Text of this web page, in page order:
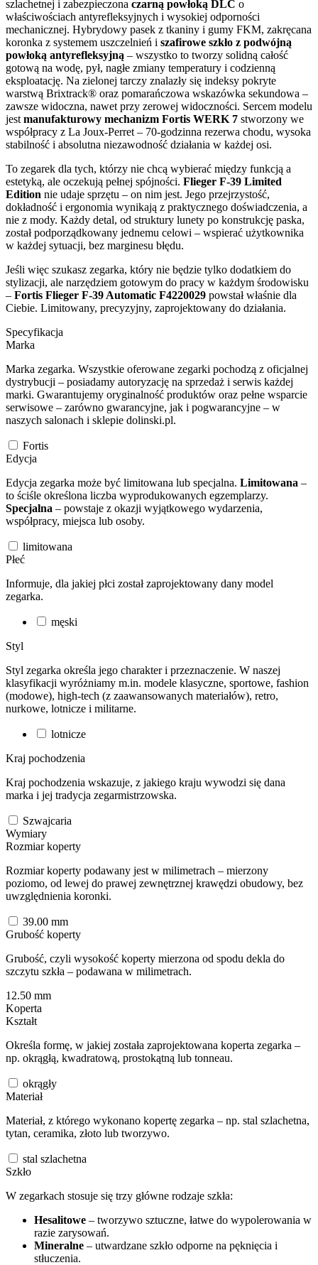
szlachetnej i zabezpieczona czarną powłoką DLC o
właściwościach antyrefleksyjnych i wysokiej odporności
mechanicznej. Hybrydowy pasek z tkaniny i gumy FKM, zakręcana
koronka z systemem uszczelnień i szafirowe szkło z podwójną
powłoką antyrefleksyjną – wszystko to tworzy solidną całość
gotową na wodę, pył, nagłe zmiany temperatury i codzienną
eksploatację. Na zielonej tarczy znalazły się indeksy pokryte
warstwą Brixtrack® oraz pomarańczowa wskazówka sekundowa –
zawsze widoczna, nawet przy zerowej widoczności. Sercem modelu
jest manufakturowy mechanizm Fortis WERK 7 stworzony we
współpracy z La Joux-Perret – 70-godzinna rezerwa chodu, wysoka
stabilność i absolutna niezawodność działania w każdej osi.
To zegarek dla tych, którzy nie chcą wybierać między funkcją a
estetyką, ale oczekują pełnej spójności. Flieger F-39 Limited
Edition nie udaje sprzętu – on nim jest. Jego przejrzystość,
dokładność i ergonomia wynikają z praktycznego doświadczenia, a
nie z mody. Każdy detal, od struktury lunety po konstrukcję paska,
został podporządkowany jednemu celowi – wspierać użytkownika
w każdej sytuacji, bez marginesu błędu.
Jeśli więc szukasz zegarka, który nie będzie tylko dodatkiem do
stylizacji, ale narzędziem gotowym do pracy w każdym środowisku
– Fortis Flieger F-39 Automatic F4220029 powstał właśnie dla
Ciebie. Limitowany, precyzyjny, zaprojektowany do działania.
Specyfikacja
Marka
Marka zegarka. Wszystkie oferowane zegarki pochodzą z oficjalnej
dystrybucji – posiadamy autoryzację na sprzedaż i serwis każdej
marki. Gwarantujemy oryginalność produktów oraz pełne wsparcie
serwisowe – zarówno gwarancyjne, jak i pogwarancyjne – w
naszych salonach i sklepie dolinski.pl.
Fortis
Edycja
Edycja zegarka może być limitowana lub specjalna. Limitowana –
to ściśle określona liczba wyprodukowanych egzemplarzy.
Specjalna – powstaje z okazji wyjątkowego wydarzenia,
współpracy, miejsca lub osoby.
limitowana
Płeć
Informuje, dla jakiej płci został zaprojektowany dany model
zegarka.
męski
Styl
Styl zegarka określa jego charakter i przeznaczenie. W naszej
klasyfikacji wyróżniamy m.in. modele klasyczne, sportowe, fashion
(modowe), high-tech (z zaawansowanych materiałów), retro,
nurkowe, lotnicze i militarne.
lotnicze
Kraj pochodzenia
Kraj pochodzenia wskazuje, z jakiego kraju wywodzi się dana
marka i jej tradycja zegarmistrzowska.
Szwajcaria
Wymiary
Rozmiar koperty
Rozmiar koperty podawany jest w milimetrach – mierzony
poziomo, od lewej do prawej zewnętrznej krawędzi obudowy, bez
uwzględnienia koronki.
39.00 mm
Grubość koperty
Grubość, czyli wysokość koperty mierzona od spodu dekla do
szczytu szkła – podawana w milimetrach.
12.50 mm
Koperta
Kształt
Określa formę, w jakiej została zaprojektowana koperta zegarka –
np. okrągłą, kwadratową, prostokątną lub tonneau.
okrągły
Materiał
Materiał, z którego wykonano kopertę zegarka – np. stal szlachetna,
tytan, ceramika, złoto lub tworzywo.
stal szlachetna
Szkło
W zegarkach stosuje się trzy główne rodzaje szkła:
Hesalitowe – tworzywo sztuczne, łatwe do wypolerowania w
razie zarysowań.
Mineralne – utwardzane szkło odporne na pęknięcia i
stłuczenia.